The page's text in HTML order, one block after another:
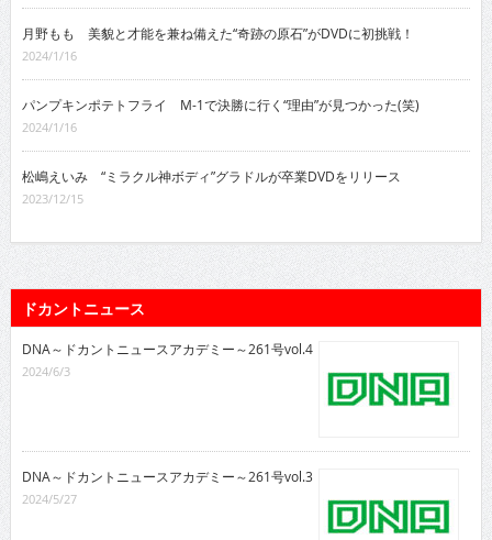
月野もも 美貌と才能を兼ね備えた“奇跡の原石”がDVDに初挑戦！
2024/1/16
パンプキンポテトフライ M-1で決勝に行く“理由”が見つかった(笑)
2024/1/16
松嶋えいみ “ミラクル神ボディ”グラドルが卒業DVDをリリース
2023/12/15
ドカントニュース
DNA～ドカントニュースアカデミー～261号vol.4
2024/6/3
DNA～ドカントニュースアカデミー～261号vol.3
2024/5/27